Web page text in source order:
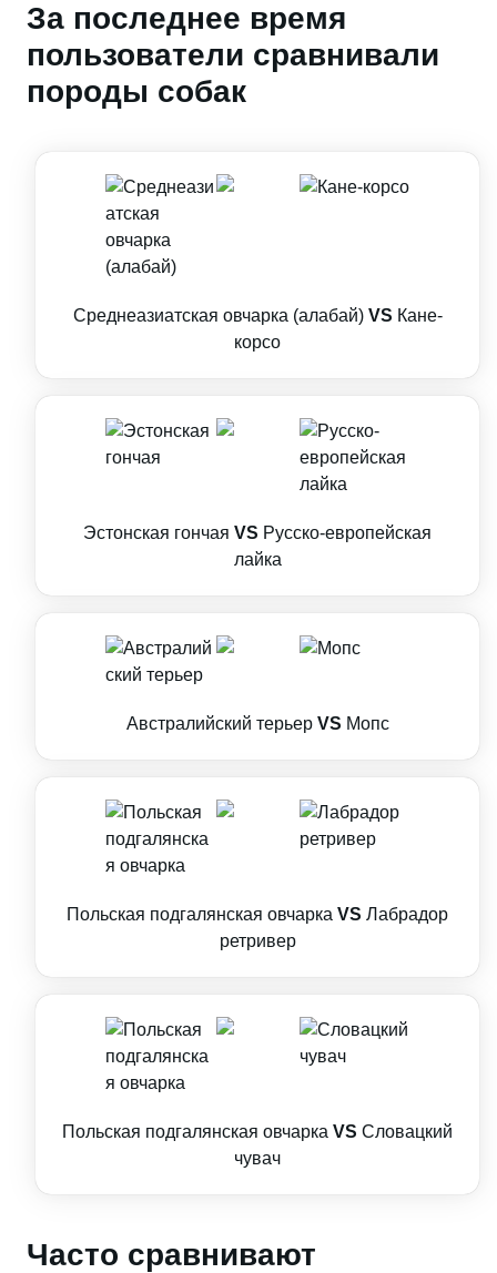
За последнее время
пользователи сравнивали
породы собак
Среднеазиатская овчарка (алабай) VS Кане-
корсо
Эстонская гончая VS Русско-европейская
лайка
Австралийский терьер VS Мопс
Польская подгалянская овчарка VS Лабрадор
ретривер
Польская подгалянская овчарка VS Словацкий
чувач
Часто сравнивают